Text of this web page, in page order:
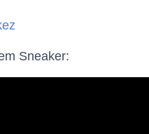
Sneaker: